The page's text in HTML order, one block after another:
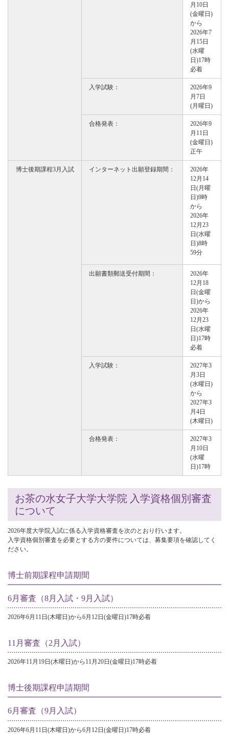
月10日
(金曜日)
から
2026年7
月15日
(水曜
日)17時
必着
入学試験：
2026年9
月7日
(月曜日)
合格発表：
2026年9
月11日
(金曜日)
正午
博士後期課程3月入試 インターネット出願登録期間：
2026年
12月14
日(月曜
日)9時
から
2026年
12月23
日(水曜
日)8時
59分
出願書類郵送受付期間：
2026年
12月18
日(金曜
日)から
2026年
12月23
日(水曜
日)17時
必着
入学試験：
2027年3
月3日
(水曜日)
から
2027年3
月4日
(木曜日)
合格発表：
2027年3
月10日
(水曜
日)17時
お茶の水女子大学大学院 入学資格個別審査
について
2026年度大学院入試に係る入学資格審査を次のとおり行います。
入学資格個別審査を必要とする方の要件については、募集要項を確認してく
ださい。
博士前期課程申請期間
6月審査（8月入試・9月入試）
2026年6月11日(木曜日)から6月12日(金曜日)17時必着
11月審査（2月入試）
2026年11月19日(木曜日)から11月20日(金曜日)17時必着
博士後期課程申請期間
6月審査（9月入試）
2026年6月11日(木曜日)から6月12日(金曜日)17時必着